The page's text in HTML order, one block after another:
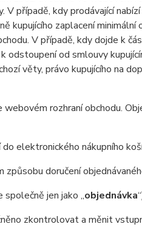
případě, kdy prodávající
kupujícího zaplacení minimální
V případě, kdy dojde k
od smlouvy
věty, právo kupujícího na
rozhraní obchodu.
elektronického nákupního
doručení
jen jako „objednávka
zkontrolovat a měnit